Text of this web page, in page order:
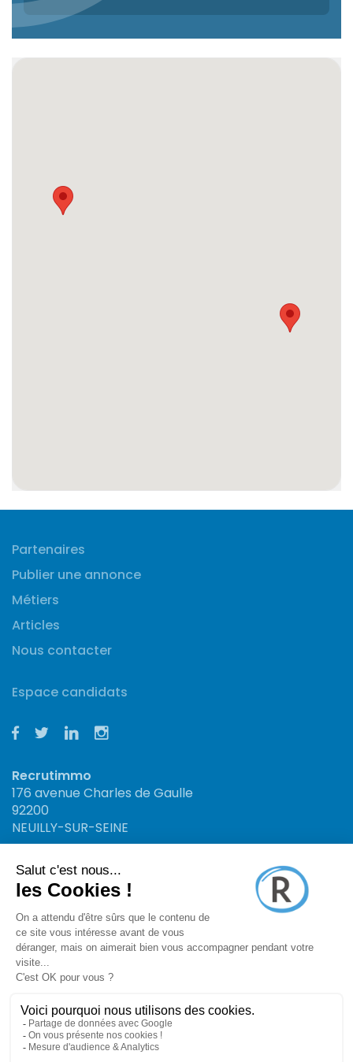
Partenaires
Publier une annonce
Métiers
Articles
Nous contacter
Espace candidats
Recrutimmo
176 avenue Charles de Gaulle
92200
NEUILLY-SUR-SEINE
Recrutimmo
34 rue St Jacques
MARSEILLE
Recrutimmo : Site n°1 en offres d'emploi et
recrutement immobilier
Mentions légales
CGU
Politique de confidentialité